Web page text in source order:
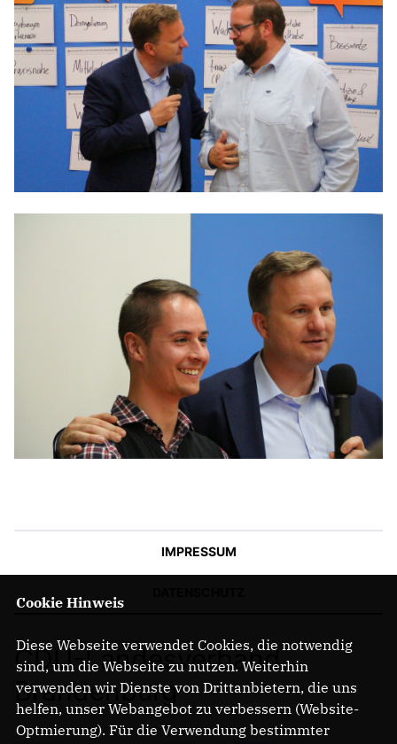
IMPRESSUM
CDU-Landesverband
Brandenburg
Cookie Hinweis
Diese Webseite verwendet Cookies, die notwendig
sind, um die Webseite zu nutzen. Weiterhin
verwenden wir Dienste von Drittanbietern, die uns
helfen, unser Webangebot zu verbessern (Website-
Optmierung). Für die Verwendung bestimmter